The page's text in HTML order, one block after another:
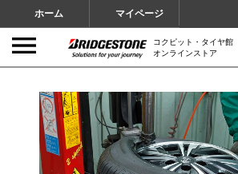
ホーム マイページ
コクピット・タイヤ館
オンラインストア